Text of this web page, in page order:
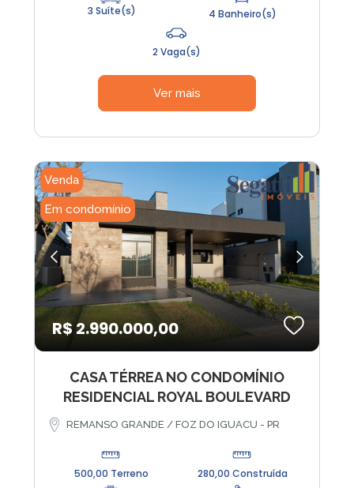
3 Suíte(s) 4 Banheiro(s)
2 Vaga(s)
Ver mais
Venda
Em condomínio
R$ 2.990.000,00
CASA TÉRREA NO CONDOMÍNIO
RESIDENCIAL ROYAL BOULEVARD
REMANSO GRANDE / FOZ DO IGUACU - PR
500,00 Terreno 280,00 Construída